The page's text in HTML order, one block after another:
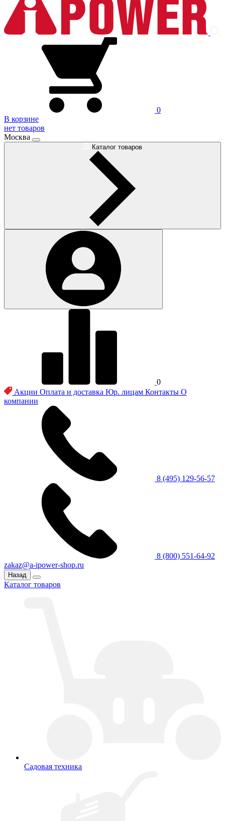
0
В корзине
нет товаров
Москва
Каталог товаров
0
Акции Оплата и доставка Юр. лицам Контакты О
компании
8 (495) 129-56-57
8 (800) 551-64-92
zakaz@a-ipower-shop.ru
Назад
Каталог товаров
Садовая техника